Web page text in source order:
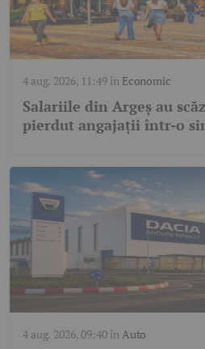
4 aug. 2026, 11:49în Economic
Salariile din Argeș au
pierdut angajații într-o
4 aug. 2026, 09:40înAuto